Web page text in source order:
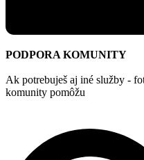
PODPORA KOMUNITY
Ak potrebuješ aj iné služby -
komunity pomôžu